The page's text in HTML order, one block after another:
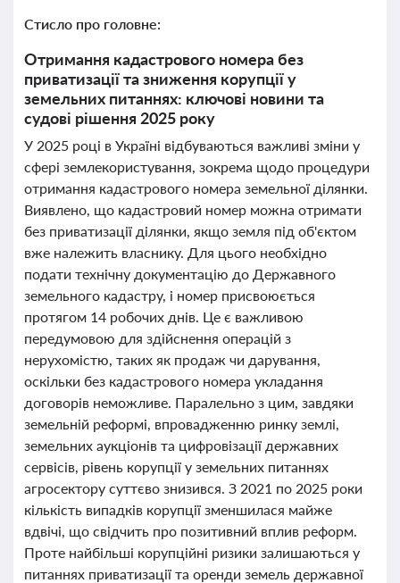
Стисло про головне:
Отримання кадастрового номера без
приватизації та зниження корупції у
земельних питаннях: ключові новини та
судові рішення 2025 року
У 2025 році в Україні відбуваються важливі зміни у
сфері землекористування, зокрема щодо процедури
отримання кадастрового номера земельної ділянки.
Виявлено, що кадастровий номер можна отримати
без приватизації ділянки, якщо земля під об'єктом
вже належить власнику. Для цього необхідно
подати технічну документацію до Державного
земельного кадастру, і номер присвоюється
протягом 14 робочих днів. Це є важливою
передумовою для здійснення операцій з
нерухомістю, таких як продаж чи дарування,
оскільки без кадастрового номера укладання
договорів неможливе. Паралельно з цим, завдяки
земельній реформі, впровадженню ринку землі,
земельних аукціонів та цифровізації державних
сервісів, рівень корупції у земельних питаннях
агросектору суттєво знизився. З 2021 по 2025 роки
кількість випадків корупції зменшилася майже
вдвічі, що свідчить про позитивний вплив реформ.
Проте найбільші корупційні ризики залишаються у
питаннях приватизації та оренди земель державної